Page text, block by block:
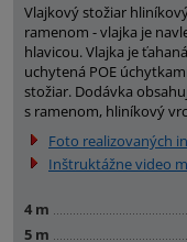
Vlajkový stožiar
ramenom - vlajka je
hlavicou. Vlajka je
uchytená POE
stožiar. Dodávka
s ramenom, hliníkový
Foto realizovaných
Inštruktážne video
4 m
5 m